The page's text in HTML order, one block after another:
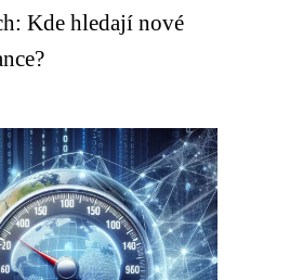
Kde hledají nové